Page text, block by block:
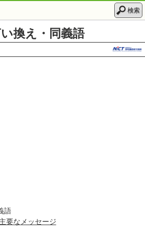
検索
換え・同義語
語
要な メッセージ